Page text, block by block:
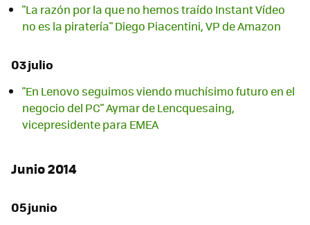
"La razón por la que no hemos traído Instant Vídeo
no es la piratería" Diego Piacentini, VP de Amazon
03 julio
"En Lenovo seguimos viendo muchísimo futuro en el
negocio del PC" Aymar de Lencquesaing,
vicepresidente para EMEA
Junio 2014
05 junio